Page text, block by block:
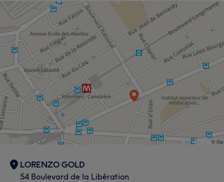
LORENZO GOLD
54 Boulevard de la Libération